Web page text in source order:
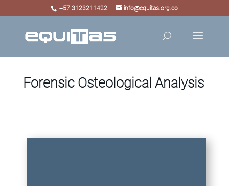
+57 3123211422 info@equitas.org.co
Forensic Osteological Analysis